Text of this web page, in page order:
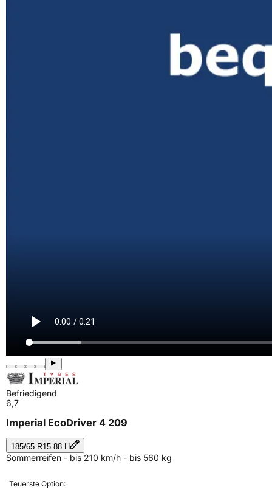
Befriedigend
6,7
Imperial EcoDriver 4 209
185/65 R15 88 H
Sommerreifen - bis 210 km/h - bis 560 kg
Teuerste Option: